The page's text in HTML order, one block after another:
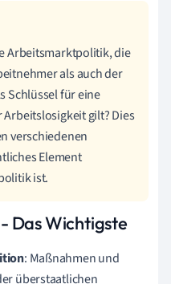
Arbeitsmarktpolitik, die
als auch der
Schlüssel für eine
gilt? Dies
verschiedenen
Element
ist.
Das Wichtigste
: Maßnahmen und
überstaatlichen